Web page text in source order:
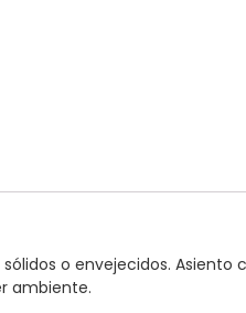
o envejecidos.
ambiente.